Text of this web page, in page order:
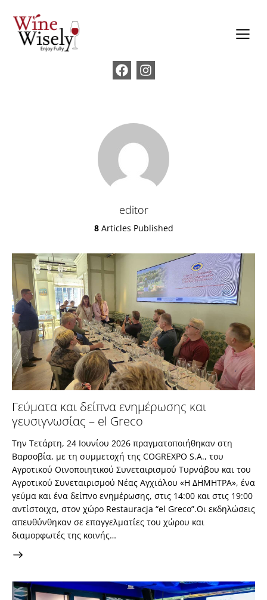
editor
8Articles Published
Γεύματα και δείπνα ενημέρωσης και
γευσιγνωσίας – el Greco
Την Τετάρτη, 24 Ιουνίου 2026 πραγματοποιήθηκαν στη
Βαρσοβία, με τη συμμετοχή της COGREXPO S.A., του
Αγροτικού Οινοποιητικού Συνεταιρισμού Τυρνάβου και του
Αγροτικού Συνεταιρισμού Νέας Αγχιάλου «Η ΔΗΜΗΤΡΑ», ένα
γεύμα και ένα δείπνο ενημέρωσης, στις 14:00 και στις 19:00
αντίστοιχα, στον χώρο Restauracja “el Greco”.Οι εκδηλώσεις
απευθύνθηκαν σε επαγγελματίες του χώρου και
διαμορφωτές της κοινής…